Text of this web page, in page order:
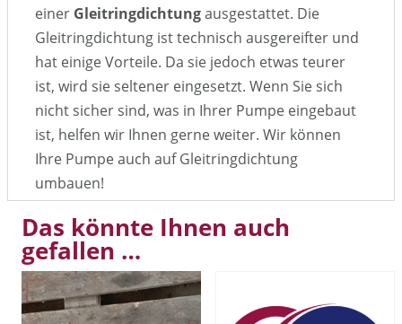
einer Gleitringdichtungausgestattet. Die
Gleitringdichtung ist technisch ausgereifter und
hat einige Vorteile. Da sie jedoch etwas teurer
ist, wird sie seltener eingesetzt. Wenn Sie sich
nicht sicher sind, was in Ihrer Pumpe eingebaut
ist, helfen wir Ihnen gerne weiter. Wir können
Ihre Pumpe auch auf Gleitringdichtung
umbauen!
Das könnte Ihnen auch
gefallen …